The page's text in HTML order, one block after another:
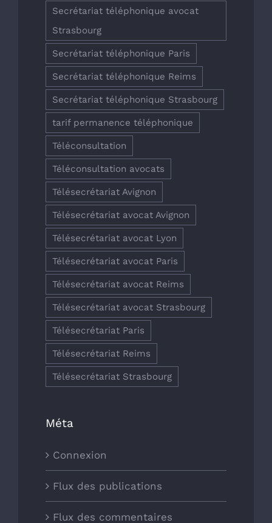
Secrétariat téléphonique avocat
Strasbourg
Secrétariat téléphonique Paris
Secrétariat téléphonique Reims
Secrétariat téléphonique Strasbourg
tarif permanence téléphonique
Téléconsultation
Téléconsultation avocats
Télésecrétariat Avignon
Télésecrétariat avocat Avignon
Télésecrétariat avocat Lyon
Télésecrétariat avocat Paris
Télésecrétariat avocat Reims
Télésecrétariat avocat Strasbourg
Télésecrétariat Paris
Télésecrétariat Reims
Télésecrétariat Strasbourg
Méta
Connexion
Flux des publications
Flux des commentaires